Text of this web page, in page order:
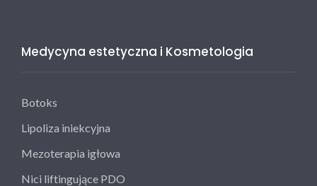
Medycyna estetyczna i Kosmetologia
Botoks
Lipoliza iniekcyjna
Mezoterapia igłowa
Nici liftingujące PDO